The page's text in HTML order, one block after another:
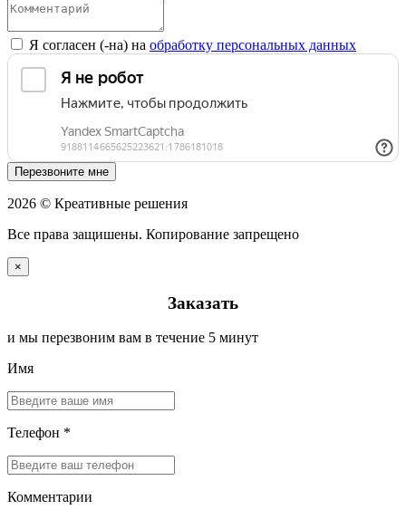
Я согласен (-на) на обработку персональных данных
Перезвоните мне
2026 © Креативные решения
Все права защишены. Копирование запрещено
×
Заказать
и мы перезвоним вам в течение 5 минут
Имя
Телефон *
Комментарии